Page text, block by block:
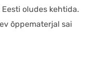
oludes kehtida.
õppematerjal sai